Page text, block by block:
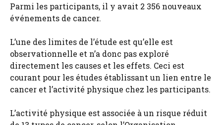
Parmi les participants, il y avait 2 356 nouveaux
événements de cancer.
L’une des limites de l’étude est qu’elle est
observationnelle et n’a donc pas exploré
directement les causes et les effets. Ceci est
courant pour les études établissant un lien entre le
cancer et l’activité physique chez les participants.
L’activité physique est associée à un risque réduit